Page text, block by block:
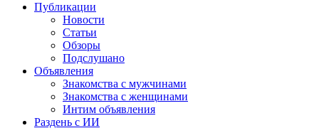
Публикации
Новости
Статьи
Обзоры
Подслушано
Объявления
Знакомства с мужчинами
Знакомства с женщинами
Интим объявления
Раздень с ИИ